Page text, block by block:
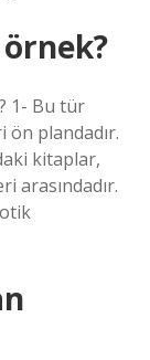
1- Bu tür
plandadır.
kitaplar,
arasındadır.